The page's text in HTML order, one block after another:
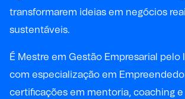
transformarem ideias em negócios
sustentáveis.
É Mestre em Gestão Empresarial pelo
com especialização em
certificações em mentoria, coaching